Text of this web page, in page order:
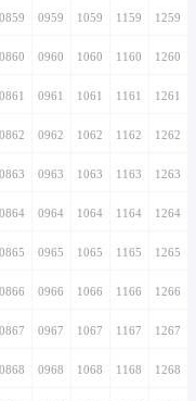
0859 0959 1059 1159 1259
0860 0960 1060 1160 1260
0861 0961 1061 1161 1261
0862 0962 1062 1162 1262
0863 0963 1063 1163 1263
0864 0964 1064 1164 1264
0865 0965 1065 1165 1265
0866 0966 1066 1166 1266
0867 0967 1067 1167 1267
0868 0968 1068 1168 1268